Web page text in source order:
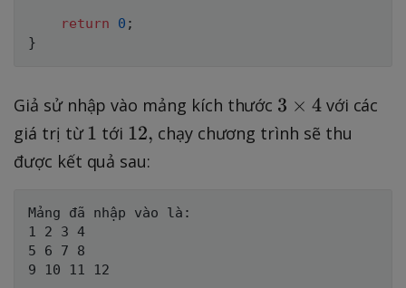
return 0 ;
}
Giả sử nhập vào mảng kích thước 3
\
3 × 4với các
giá trị từ 1
1 tới 1
2
12, chạy chương trình sẽ thu
được kết quả sau:
Mảng đã nhập vào là:
1 2 3 4
5 6 7 8